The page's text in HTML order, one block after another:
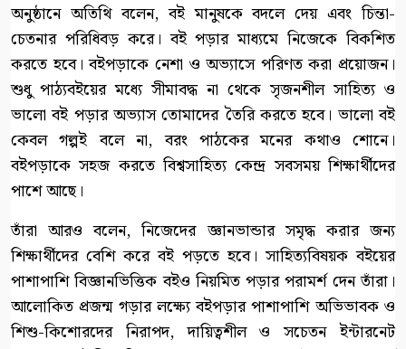
অনুষ্ঠানে অতিথি বলেন, বই মানুষকে বদলে দেয় এবং চিন্তা-
চেতনার পরিধিবড় করে। বই পড়ার মাধ্যমে নিজেকে বিকশিত
করতে হবে। বইপড়াকে নেশা ও অভ্যাসে পরিণত করা প্রয়োজন।
শুধু পাঠ্যবইয়ের মধ্যে সীমাবদ্ধ না থেকে সৃজনশীল সাহিত্য ও
ভালো বই পড়ার অভ্যাস তোমাদের তৈরি করতে হবে। ভালো বই
কেবল গল্পই বলে না, বরং পাঠকের মনের কথাও শোনে।
বইপড়াকে সহজ করতে বিশ্বসাহিত্য কেন্দ্র সবসময় শিক্ষার্থীদের
পাশে আছে।
তাঁরা আরও বলেন, নিজেদের জ্ঞানভান্ডার সমৃদ্ধ করার জন্য
শিক্ষার্থীদের বেশি করে বই পড়তে হবে। সাহিত্যবিষয়ক বইয়ের
পাশাপাশি বিজ্ঞানভিত্তিক বইও নিয়মিত পড়ার পরামর্শ দেন তাঁরা।
আলোকিত প্রজন্ম গড়ার লক্ষ্যে বইপড়ার পাশাপাশি অভিভাবক ও
শিশু-কিশোরদের নিরাপদ, দায়িত্বশীল ও সচেতন ইন্টারনেট